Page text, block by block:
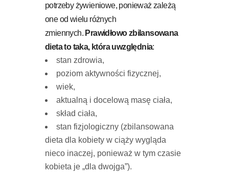
potrzeby żywieniowe, ponieważ zależą
one od wielu różnych
zmiennych. Prawidłowo zbilansowana
dieta to taka, która uwzględnia:
stan zdrowia,
poziom aktywności fizycznej,
wiek,
aktualną i docelową masę ciała,
skład ciała,
stan fizjologiczny (zbilansowana
dieta dla kobiety w ciąży wygląda
nieco inaczej, ponieważ w tym czasie
kobieta je „dla dwojga”).